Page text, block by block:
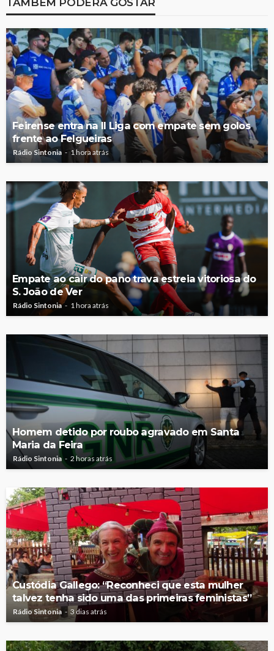
Feirense entra na II Liga com empate sem golos
frente ao Felgueiras
Rádio Sintonia 1 hora atrás
Empate ao cair do pano trava estreia vitoriosa do
S. João de Ver
Rádio Sintonia 1 hora atrás
Homem detido por roubo agravado em Santa
Maria da Feira
Rádio Sintonia 2 horas atrás
Custódia Gallego: “Reconheci que esta mulher
talvez tenha sido uma das primeiras feministas”
Rádio Sintonia 3 dias atrás